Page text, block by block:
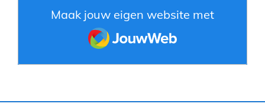
Maak jouw eigen website met
JouwWeb